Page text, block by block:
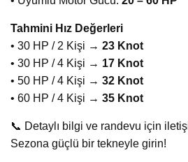
Tahmini Hız Değerleri
• 30 HP / 2 Kişi → 23 Knot
• 30 HP / 4 Kişi → 17 Knot
• 50 HP / 4 Kişi → 32 Knot
• 60 HP / 4 Kişi → 35 Knot
📞 Detaylı bilgi ve randevu için
Sezona güçlü bir tekneyle girin!